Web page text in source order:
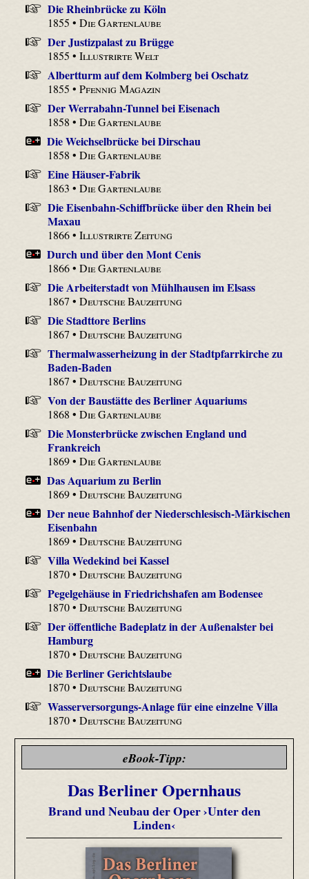
Die Rheinbrücke zu Köln
1855 •Die Gartenlaube
Der Justizpalast zu Brügge
1855 •Illustrirte Welt
Albertturm auf dem Kolmberg bei Oschatz
1855 •Pfennig Magazin
Der Werrabahn-Tunnel bei Eisenach
1858 •Die Gartenlaube
Die Weichselbrücke bei Dirschau
1858 •Die Gartenlaube
Eine Häuser-Fabrik
1863 •Die Gartenlaube
Die Eisenbahn-Schiffbrücke über den Rhein bei
Maxau
1866 •Illustrirte Zeitung
Durch und über den Mont Cenis
1866 •Die Gartenlaube
Die Arbeiterstadt von Mühlhausen im Elsass
1867 •Deutsche Bauzeitung
Die Stadttore Berlins
1867 •Deutsche Bauzeitung
Thermalwasserheizung in der Stadtpfarrkirche zu
Baden-Baden
1867 •Deutsche Bauzeitung
Von der Baustätte des Berliner Aquariums
1868 •Die Gartenlaube
Die Monsterbrücke zwischen England und
Frankreich
1869 •Die Gartenlaube
Das Aquarium zu Berlin
1869 •Deutsche Bauzeitung
Der neue Bahnhof der Niederschlesisch-Märkischen
Eisenbahn
1869 •Deutsche Bauzeitung
Villa Wedekind bei Kassel
1870 •Deutsche Bauzeitung
Pegelgehäuse in Friedrichshafen am Bodensee
1870 •Deutsche Bauzeitung
Der öffentliche Badeplatz in der Außenalster bei
Hamburg
1870 •Deutsche Bauzeitung
Die Berliner Gerichtslaube
1870 •Deutsche Bauzeitung
Wasserversorgungs-Anlage für eine einzelne Villa
1870 •Deutsche Bauzeitung
eBook-Tipp:
Das Berliner Opernhaus
Brand und Neubau der Oper ›Unter den
Linden‹